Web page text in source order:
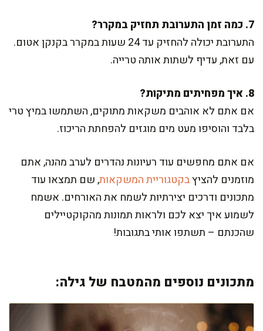
7. כמה זמן התערובת תחזיק במקרר?
התערובת יכולה להחזיק עד 24 שעות במקרר בקנקן אטום.
עם זאת, עדיף לשתות אותה טרייה.
8. איך מפחיתים מתיקות?
אם אתם לא אוהבים משקאות מתוקים, השתמשו במיץ טרי
בלבד והוסיפו מעט מים מוגזים להפחתת הריכוז.
אם אתם מחפשים עוד רעיונות נהדרים לערב מהנה, אתם
מוזמנים להציץבקטגוריית המשקאות, שם תמצאו עוד
מתכונים ודרכים יצירתיות לשמח את האורחים. אשמח
לשמוע איך יצא לכם ולראות תמונות מהקוקטיילים
שהכנתם – תשתפו אותי בתגובות!
מתכונים נוספים מהמטבח של גילה: